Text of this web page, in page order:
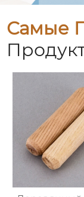
Самые